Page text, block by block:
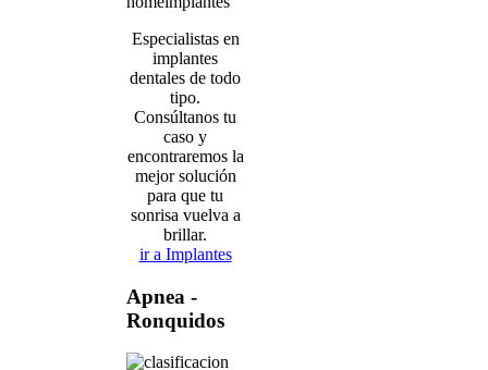
Especialistas en
implantes
dentales de todo
tipo.
Consúltanos tu
caso y
encontraremos la
mejor solución
para que tu
sonrisa vuelva a
brillar.
ir a Implantes
Apnea -
Ronquidos